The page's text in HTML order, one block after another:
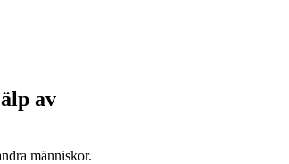
av
människor.